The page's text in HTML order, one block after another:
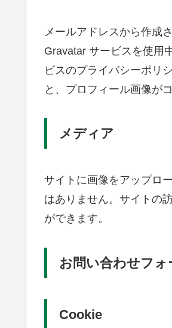
メールアドレスから作成
Gravatar サービスを使用
ビスのプライバシーポリ
と、プロフィール画像が
メディア
サイトに画像をアップロ
はありません。サイトの
ができます。
お問い合わせフォ
Cookie